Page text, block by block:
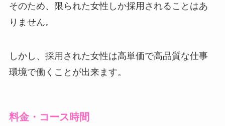
そのため、限られた女性しか採用されることはあ
りません。
しかし、採用された女性は高単価で高品質な仕事
環境で働くことが出来ます。
料金・コース時間